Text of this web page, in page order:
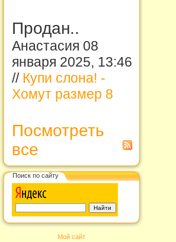
Продан..
Анастасия 08
января 2025, 13:46
// Купи слона! -
Хомут размер 8
Посмотреть
все
Поиск по сайту
Мой сайт